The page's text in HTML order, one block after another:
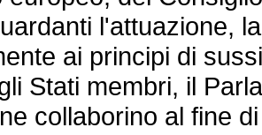
l'attuazione,
ai principi di
Stati membri, il
collaborino al fine